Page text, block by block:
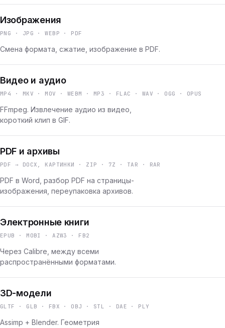
Изображения
PNG · JPG · WEBP · PDF
Смена формата, сжатие, изображение в PDF.
Видео и аудио
MP4 · MKV · MOV · WEBM · MP3 · FLAC · WAV · OGG · OPUS
FFmpeg. Извлечение аудио из видео,
короткий клип в GIF.
PDF и архивы
PDF → DOCX, КАРТИНКИ · ZIP · 7Z · TAR · RAR
PDF в Word, разбор PDF на страницы-
изображения, переупаковка архивов.
Электронные книги
EPUB · MOBI · AZW3 · FB2
Через Calibre, между всеми
распространёнными форматами.
3D-модели
GLTF · GLB · FBX · OBJ · STL · DAE · PLY
Assimp + Blender. Геометрия